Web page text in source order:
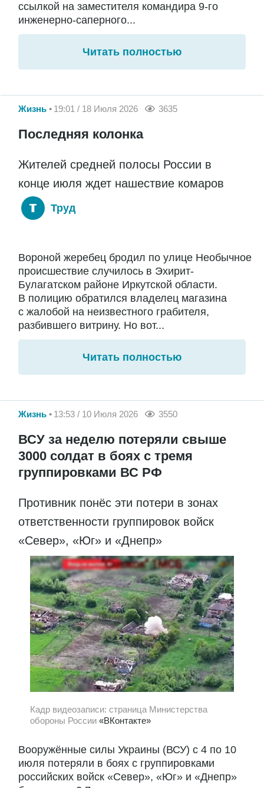
ссылкой на заместителя командира 9-го
инженерно-саперного...
Читать полностью
Жизнь 19:01 / 18 Июля 2026 3635
Последняя колонка
Жителей средней полосы России в
конце июля ждет нашествие комаров
Труд
Вороной жеребец бродил по улице Необычное
происшествие случилось в Эхирит-
Булагатском районе Иркутской области.
В полицию обратился владелец магазина
с жалобой на неизвестного грабителя,
разбившего витрину. Но вот...
Читать полностью
Жизнь 13:53 / 10 Июля 2026 3550
ВСУ за неделю потеряли свыше
3000 солдат в боях с тремя
группировками ВС РФ
Противник понёс эти потери в зонах
ответственности группировок войск
«Север», «Юг» и «Днепр»
Кадр видеозаписи: страница Министерства
обороны России «ВКонтакте»
Вооружённые силы Украины (ВСУ) с 4 по 10
июля потеряли в боях с группировками
российских войск «Север», «Юг» и «Днепр»